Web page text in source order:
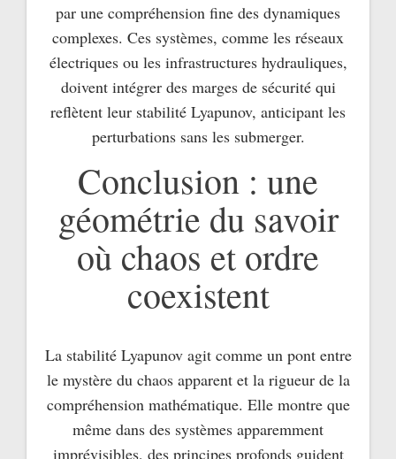
par une compréhension fine des dynamiques
complexes. Ces systèmes, comme les réseaux
électriques ou les infrastructures hydrauliques,
doivent intégrer des marges de sécurité qui
reflètent leur stabilité Lyapunov, anticipant les
perturbations sans les submerger.
Conclusion : une
géométrie du savoir
où chaos et ordre
coexistent
La stabilité Lyapunov agit comme un pont entre
le mystère du chaos apparent et la rigueur de la
compréhension mathématique. Elle montre que
même dans des systèmes apparemment
imprévisibles, des principes profonds guident